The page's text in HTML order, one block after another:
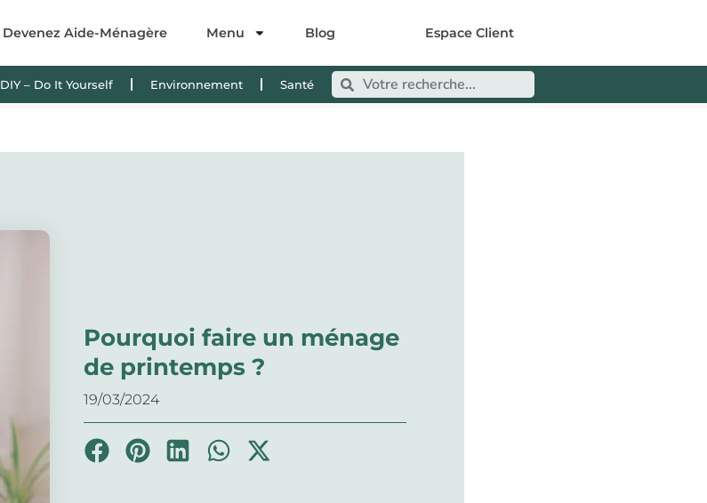
Devenez Aide-Ménagère Menu Blog Espace Client
DIY – Do It Yourself Environnement Santé
Pourquoi faire un ménage
de printemps ?
19/03/2024